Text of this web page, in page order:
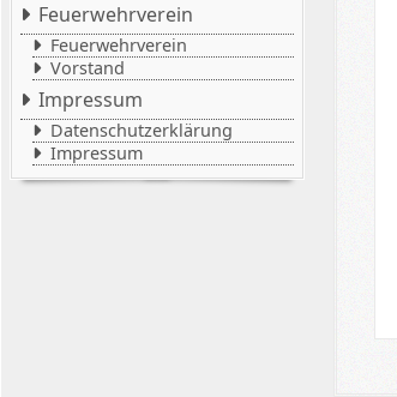
Feuerwehrverein
Feuerwehrverein
Vorstand
Impressum
Datenschutzerklärung
Impressum